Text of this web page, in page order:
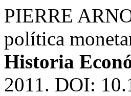
PIERRE
política
Historia
2011. DOI: